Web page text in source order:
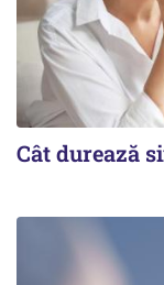
Cât durează